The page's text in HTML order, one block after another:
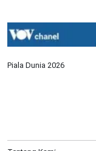
Piala Dunia 2026